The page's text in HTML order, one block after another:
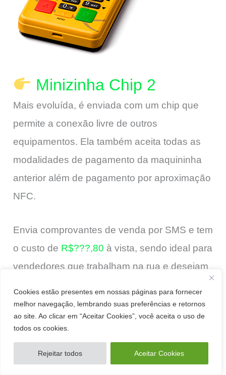
Cookies estão presentes em nossas páginas para fornecer
melhor navegação, lembrando suas preferências e retornos
ao site. Ao clicar em “Aceitar Cookies”, você aceita o uso de
todos os cookies.
Rejeitar todos Aceitar Cookies
Minizinha Chip 2
Mais evoluída, é enviada com um chip que
permite a conexão livre de outros
equipamentos. Ela também aceita todas as
modalidades de pagamento da maquininha
anterior além de pagamento por aproximação
NFC.
Envia comprovantes de venda por SMS e tem
o custo de R$???,80 à vista, sendo ideal para
vendedores que trabalham na rua e desejam